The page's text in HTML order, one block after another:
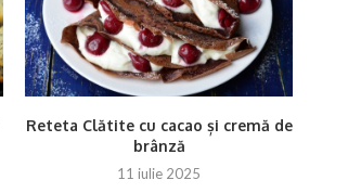
Reteta Clătite cu cacao și cremă de
brânză
11 iulie 2025